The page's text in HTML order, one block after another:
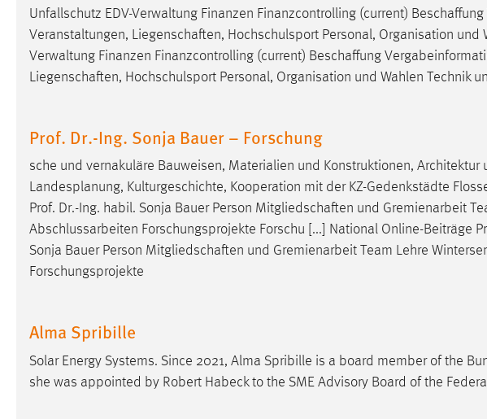
Unfallschutz EDV-Verwaltung Finanzen Finanzcontrolling (current) Beschaffung
Veranstaltungen, Liegenschaften, Hochschulsport Personal, Organisation und
Verwaltung Finanzen Finanzcontrolling (current) Beschaffung
Liegenschaften, Hochschulsport Personal, Organisation und Wahlen Technik
Prof. Dr.-Ing. Sonja Bauer – Forschung
sche und vernakuläre Bauweisen, Materialien und Konstruktionen, Architektur
Landesplanung, Kulturgeschichte, Kooperation mit der KZ-Gedenkstädte
Prof. Dr.-Ing. habil. Sonja Bauer Person Mitgliedschaften und Gremienarbeit
Abschlussarbeiten Forschungsprojekte Forschu [...] National Online-Beiträge
Sonja Bauer Person Mitgliedschaften und Gremienarbeit Team Lehre
Forschungsprojekte
Alma Spribille
Solar Energy Systems. Since 2021, Alma Spribille is a board member of the
she was appointed by Robert Habeck to the SME Advisory Board of the